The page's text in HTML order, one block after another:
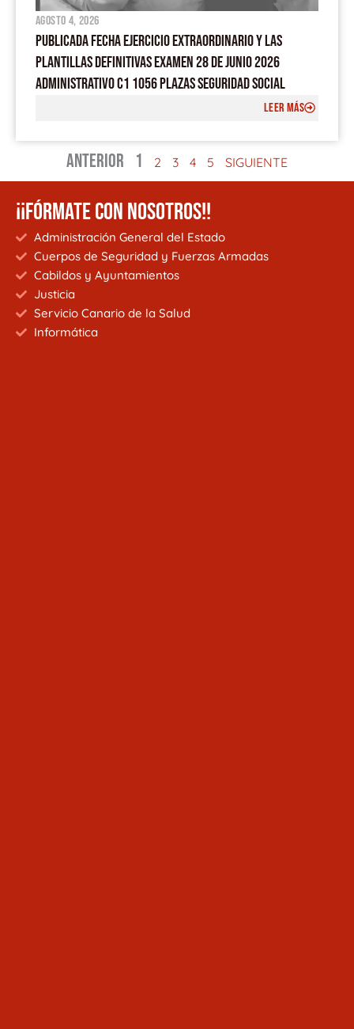
agosto 4, 2026
PUBLICADA FECHA EJERCICIO EXTRAORDINARIO Y LAS
PLANTILLAS DEFINITIVAS EXAMEN 28 DE JUNIO 2026
ADMINISTRATIVO C1 1056 PLAZAS SEGURIDAD SOCIAL
LEER MÁS
ANTERIOR 1 2 3 4 5 SIGUIENTE
¡¡FÓRMATE CON NOSOTROS!!
Administración General del Estado
Cuerpos de Seguridad y Fuerzas Armadas
Cabildos y Ayuntamientos
Justicia
Servicio Canario de la Salud
Informática